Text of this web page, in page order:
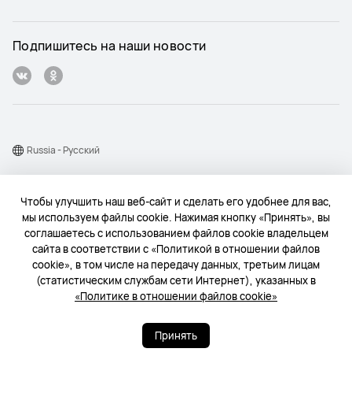
Чтобы улучшить наш веб-сайт и сделать его удобнее для вас,
мы используем файлы cookie. Нажимая кнопку «Принять», вы
соглашаетесь с использованием файлов cookie владельцем
сайта в соответствии с «Политикой в отношении файлов
cookie», в том числе на передачу данных, третьим лицам
(статистическим службам сети Интернет), указанных в
«Политике в отношении файлов cookie»
Принять
Подпишитесь на наши новости
© 2004-2026 «Техкомпания Хуавэй». Все права защищены.
Условия использования веб-сайта
Политика конфиденциальности
Конфиденциальность
Файлы сookie
Russia - Pусский